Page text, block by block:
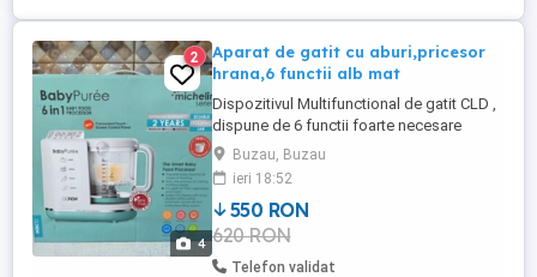
4
2
Aparat de gatit cu aburi,pricesor
hrana,6 functii alb mat
Dispozitivul Multifunctional de gatit CLD ,
dispune de 6 functii foarte necesare
pentru prepararea hranei bebelusilor si
copiilor , insa este foarte bun si la
prepararea hranei pentru adulti. Este un
dispozitiv foarte versatil, usor de folosit
datorita interfetei prietenoase, usor de
montat si curatat. ...
Buzau, Buzau
ieri 18:52
550 RON
620 RON
Telefon validat